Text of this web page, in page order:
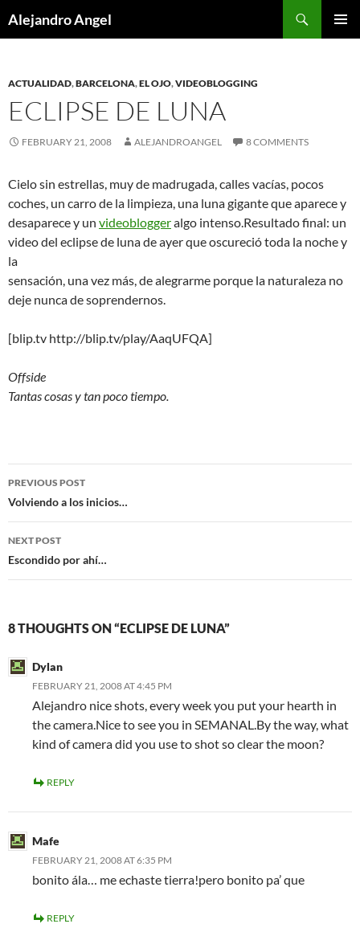
toAlejandro Angel
ACTUALIDAD,BARCELONA,EL OJO,VIDEOBLOGGING
ECLIPSE DE LUNA
FEBRUARY 21, 2008 ALEJANDROANGEL 8 COMMENTS
Cielo sin estrellas, muy de madrugada, calles vacías, pocos
coches, un carro de la limpieza, una luna gigante que aparece y
desaparece y un videobloggeralgo intenso.Resultado final: un
video del eclipse de luna de ayer que oscureció toda la noche y
la
sensación, una vez más, de alegrarme porque la naturaleza no
deje nunca de soprendernos.
[blip.tv http://blip.tv/play/AaqUFQA]
Offside
Tantas cosas y tan poco tiempo.
Post
navigation
PREVIOUS POST
Volviendo a los inicios…
NEXT POST
Escondido por ahí…
8 THOUGHTS ON “ECLIPSE DE LUNA”
Dylan
FEBRUARY 21, 2008 AT 4:45 PM
Alejandro nice shots, every week you put your hearth in
the camera.Nice to see you in SEMANAL.By the way, what
kind of camera did you use to shot so clear the moon?
REPLY
Mafe
FEBRUARY 21, 2008 AT 6:35 PM
bonito ála… me echaste tierra!pero bonito pa’ que
REPLY